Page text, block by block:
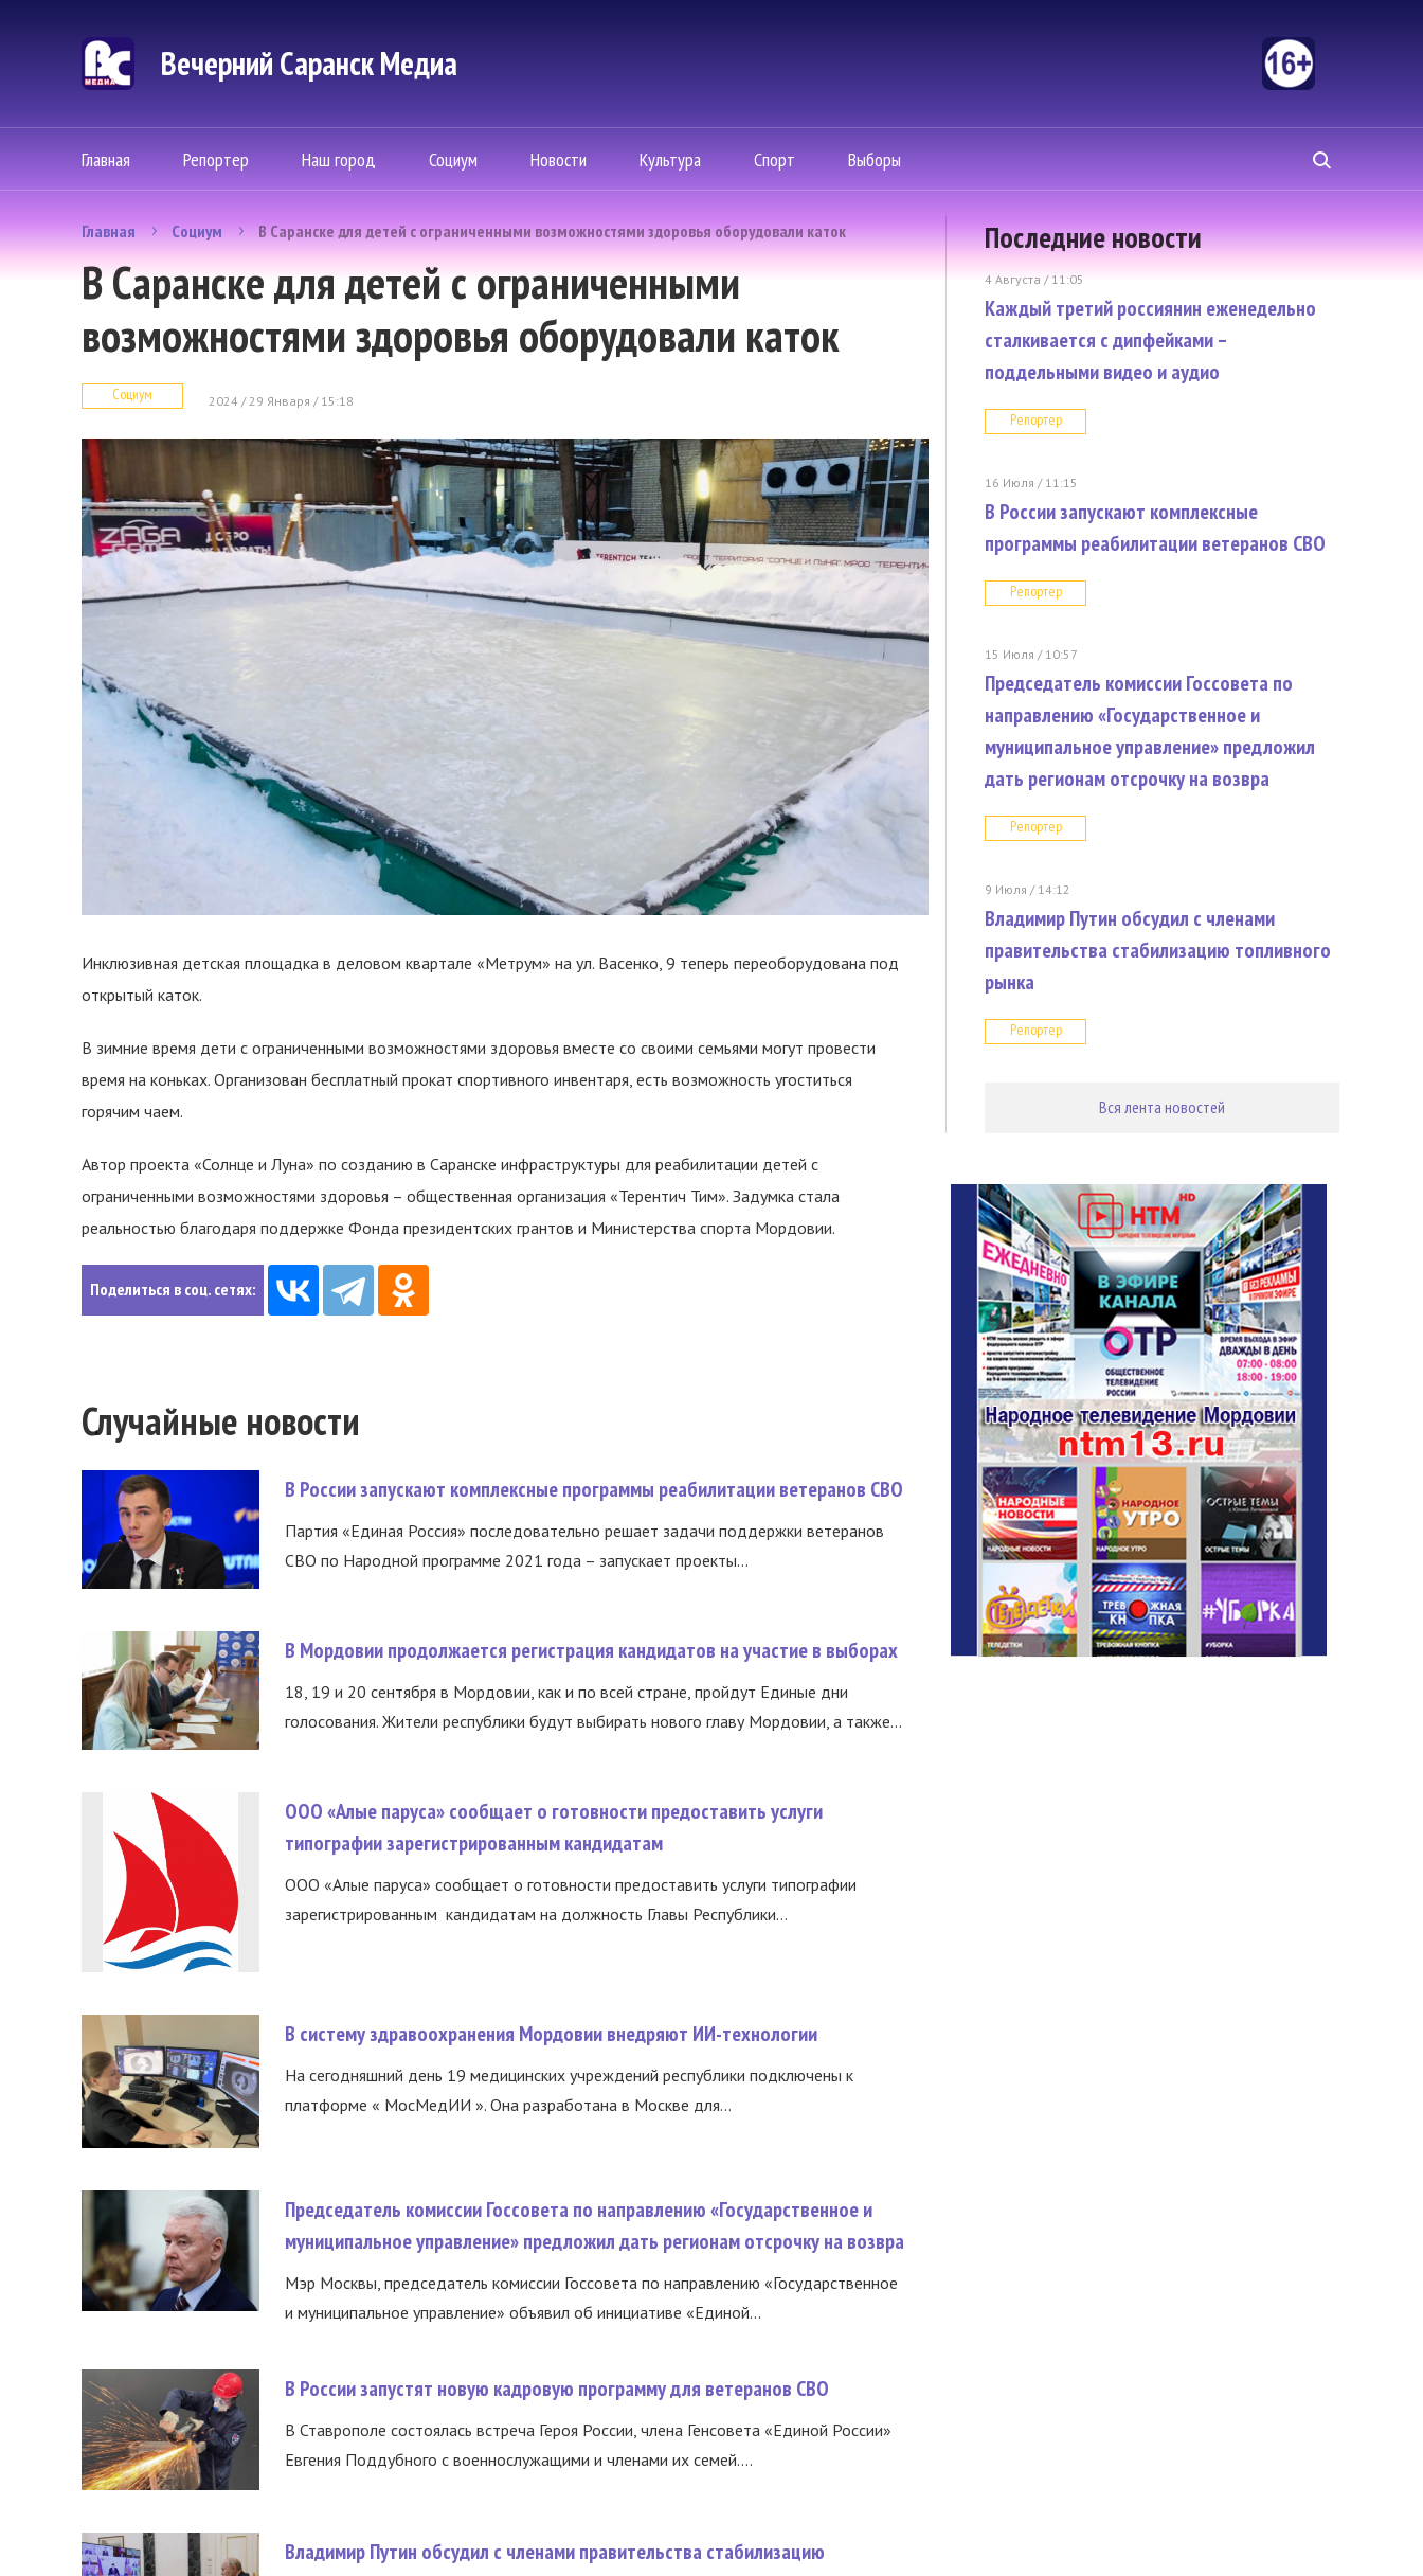
Вечерний Саранск Mедиа
Главная Репортер Наш город Социум Новости Культура Спорт Выборы
Главная Социум В Саранске для детей с ограниченными возможностями здоровья оборудовали каток
В Саранске для детей с ограниченными
возможностями здоровья оборудовали каток
Социум 2024 / 29 Января / 15:18
Инклюзивная детская площадка в деловом квартале «Метрум» на ул. Васенко, 9 теперь переоборудована под
открытый каток.
В зимние время дети с ограниченными возможностями здоровья вместе со своими семьями могут провести
время на коньках. Организован бесплатный прокат спортивного инвентаря, есть возможность угоститься
горячим чаем.
Автор проекта «Солнце и Луна» по созданию в Саранске инфраструктуры для реабилитации детей с
ограниченными возможностями здоровья – общественная организация «Терентич Тим». Задумка стала
реальностью благодаря поддержке Фонда президентских грантов и Министерства спорта Мордовии.
Поделиться в соц. сетях:
Случайные новости
В России запускают комплексные программы реабилитации ветеранов СВО
Партия «Единая Россия» последовательно решает задачи поддержки ветеранов
СВО по Народной программе 2021 года – запускает проекты...
В Мордовии продолжается регистрация кандидатов на участие в выборах
18, 19 и 20 сентября в Мордовии, как и по всей стране, пройдут Единые дни
голосования. Жители республики будут выбирать нового главу Мордовии, а также...
ООО «Алые паруса» сообщает о готовности предоставить услуги
типографии зарегистрированным кандидатам
ООО «Алые паруса» сообщает о готовности предоставить услуги типографии
зарегистрированным кандидатам на должность Главы Республики...
В систему здравоохранения Мордовии внедряют ИИ-технологии
На сегодняшний день 19 медицинских учреждений республики подключены к
платформе « МосМедИИ ». Она разработана в Москве для...
Председатель комиссии Госсовета по направлению «Государственное и
муниципальное управление» предложил дать регионам отсрочку на возвра
Мэр Москвы, председатель комиссии Госсовета по направлению «Государственное
и муниципальное управление» объявил об инициативе «Единой...
В России запустят новую кадровую программу для ветеранов СВО
В Ставрополе состоялась встреча Героя России, члена Генсовета «Единой России»
Евгения Поддубного с военнослужащими и членами их семей....
Владимир Путин обсудил с членами правительства стабилизацию
Последние новости
4 Августа / 11:05
Каждый третий россиянин еженедельно
сталкивается с дипфейками –
поддельными видео и аудио
Репортер
16 Июля / 11:15
В России запускают комплексные
программы реабилитации ветеранов СВО
Репортер
15 Июля / 10:57
Председатель комиссии Госсовета по
направлению «Государственное и
муниципальное управление» предложил
дать регионам отсрочку на возвра
Репортер
9 Июля / 14:12
Владимир Путин обсудил с членами
правительства стабилизацию топливного
рынка
Репортер
Вся лента новостей